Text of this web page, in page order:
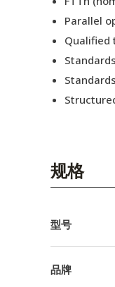
Parallel
Qualified
规格
型号
品牌